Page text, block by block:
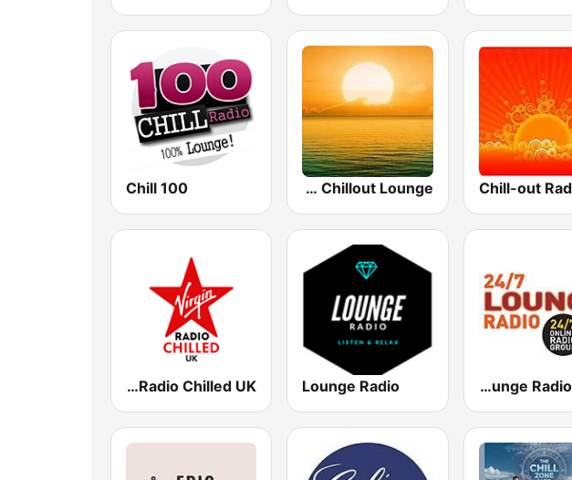
Chill-out
Sunset Chillout Lounge
100 Chill
24/7 Lounge Radio
Lounge Radio
Virgin Radio Chilled UK